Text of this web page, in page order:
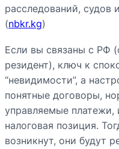
расследований, судов
(nbkr.kg)
Если вы связаны с РФ
резидент), ключ к
“невидимости”, а
понятные договоры,
управляемые платежи,
налоговая позиция.
возникнут, они будут